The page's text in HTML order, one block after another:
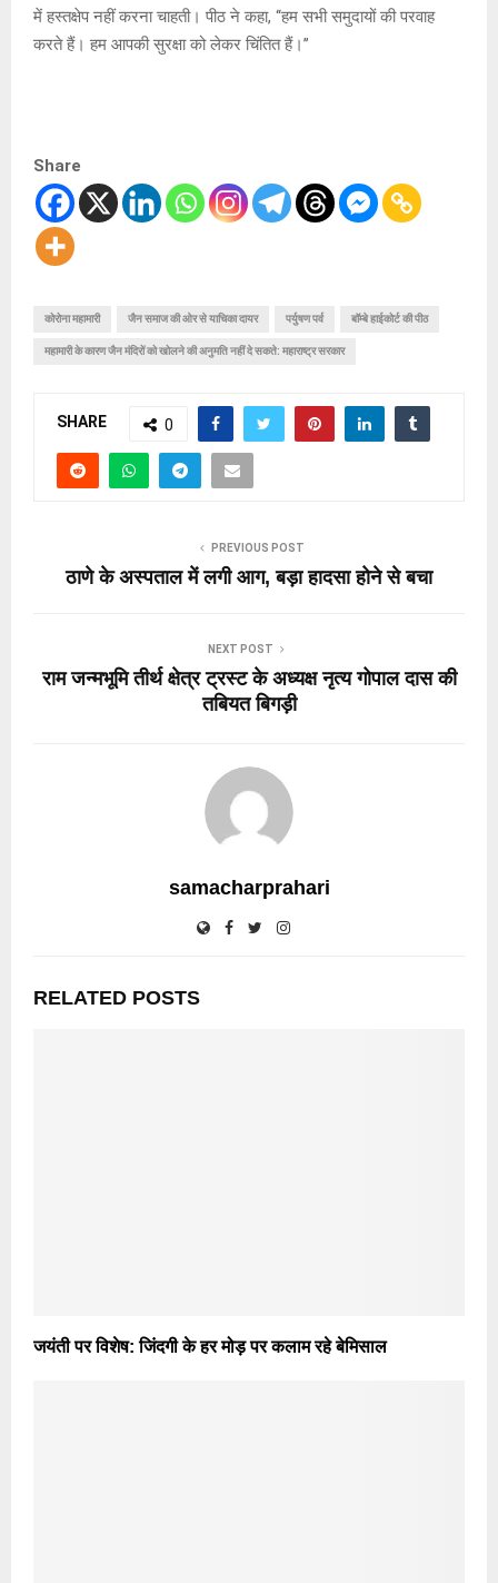
में हस्तक्षेप नहीं करना चाहती। पीठ ने कहा, ‘‘हम सभी समुदायों की परवाह
करते हैं। हम आपकी सुरक्षा को लेकर चिंतित हैं।’’
Share
कोरोना महामारी जैन समाज की ओर से याचिका दायर पर्युषण पर्व बॉम्बे हाईकोर्ट की पीठ
महामारी के कारण जैन मंदिरों को खोलने की अनुमति नहीं दे सकते: महाराष्ट्र सरकार
SHARE 0
PREVIOUS POST
ठाणे के अस्पताल में लगी आग, बड़ा हादसा होने से बचा
NEXT POST
राम जन्मभूमि तीर्थ क्षेत्र ट्रस्ट के अध्यक्ष नृत्य गोपाल दास की
तबियत बिगड़ी
samacharprahari
RELATED POSTS
जयंती पर विशेष: जिंदगी के हर मोड़ पर कलाम रहे बेमिसाल